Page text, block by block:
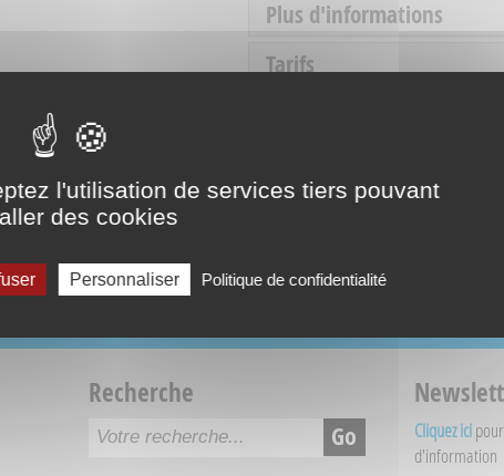
Plus d'informations
Tarifs
AUX SOURCES DU
Recherche
Cliquez ici
d'information
l'utilisation de services tiers pouvant
des cookies
Personnaliser Politique de confidentialité